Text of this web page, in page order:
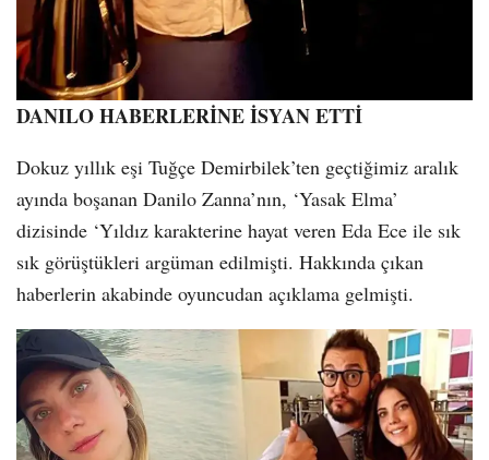
DANILO HABERLERİNE İSYAN ETTİ
Dokuz yıllık eşi Tuğçe Demirbilek’ten geçtiğimiz aralık
ayında boşanan Danilo Zanna’nın, ‘Yasak Elma’
dizisinde ‘Yıldız karakterine hayat veren Eda Ece ile sık
sık görüştükleri argüman edilmişti. Hakkında çıkan
haberlerin akabinde oyuncudan açıklama gelmişti.